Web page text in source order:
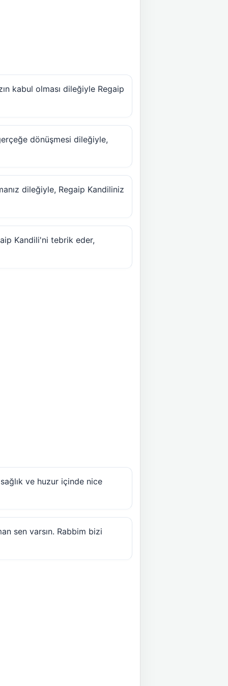
kabul olması dileğiyle Regaip
dönüşmesi dileğiyle,
dileğiyle, Regaip Kandiliniz
Kandili'ni tebrik eder,
ve huzur içinde nice
sen varsın. Rabbim bizi